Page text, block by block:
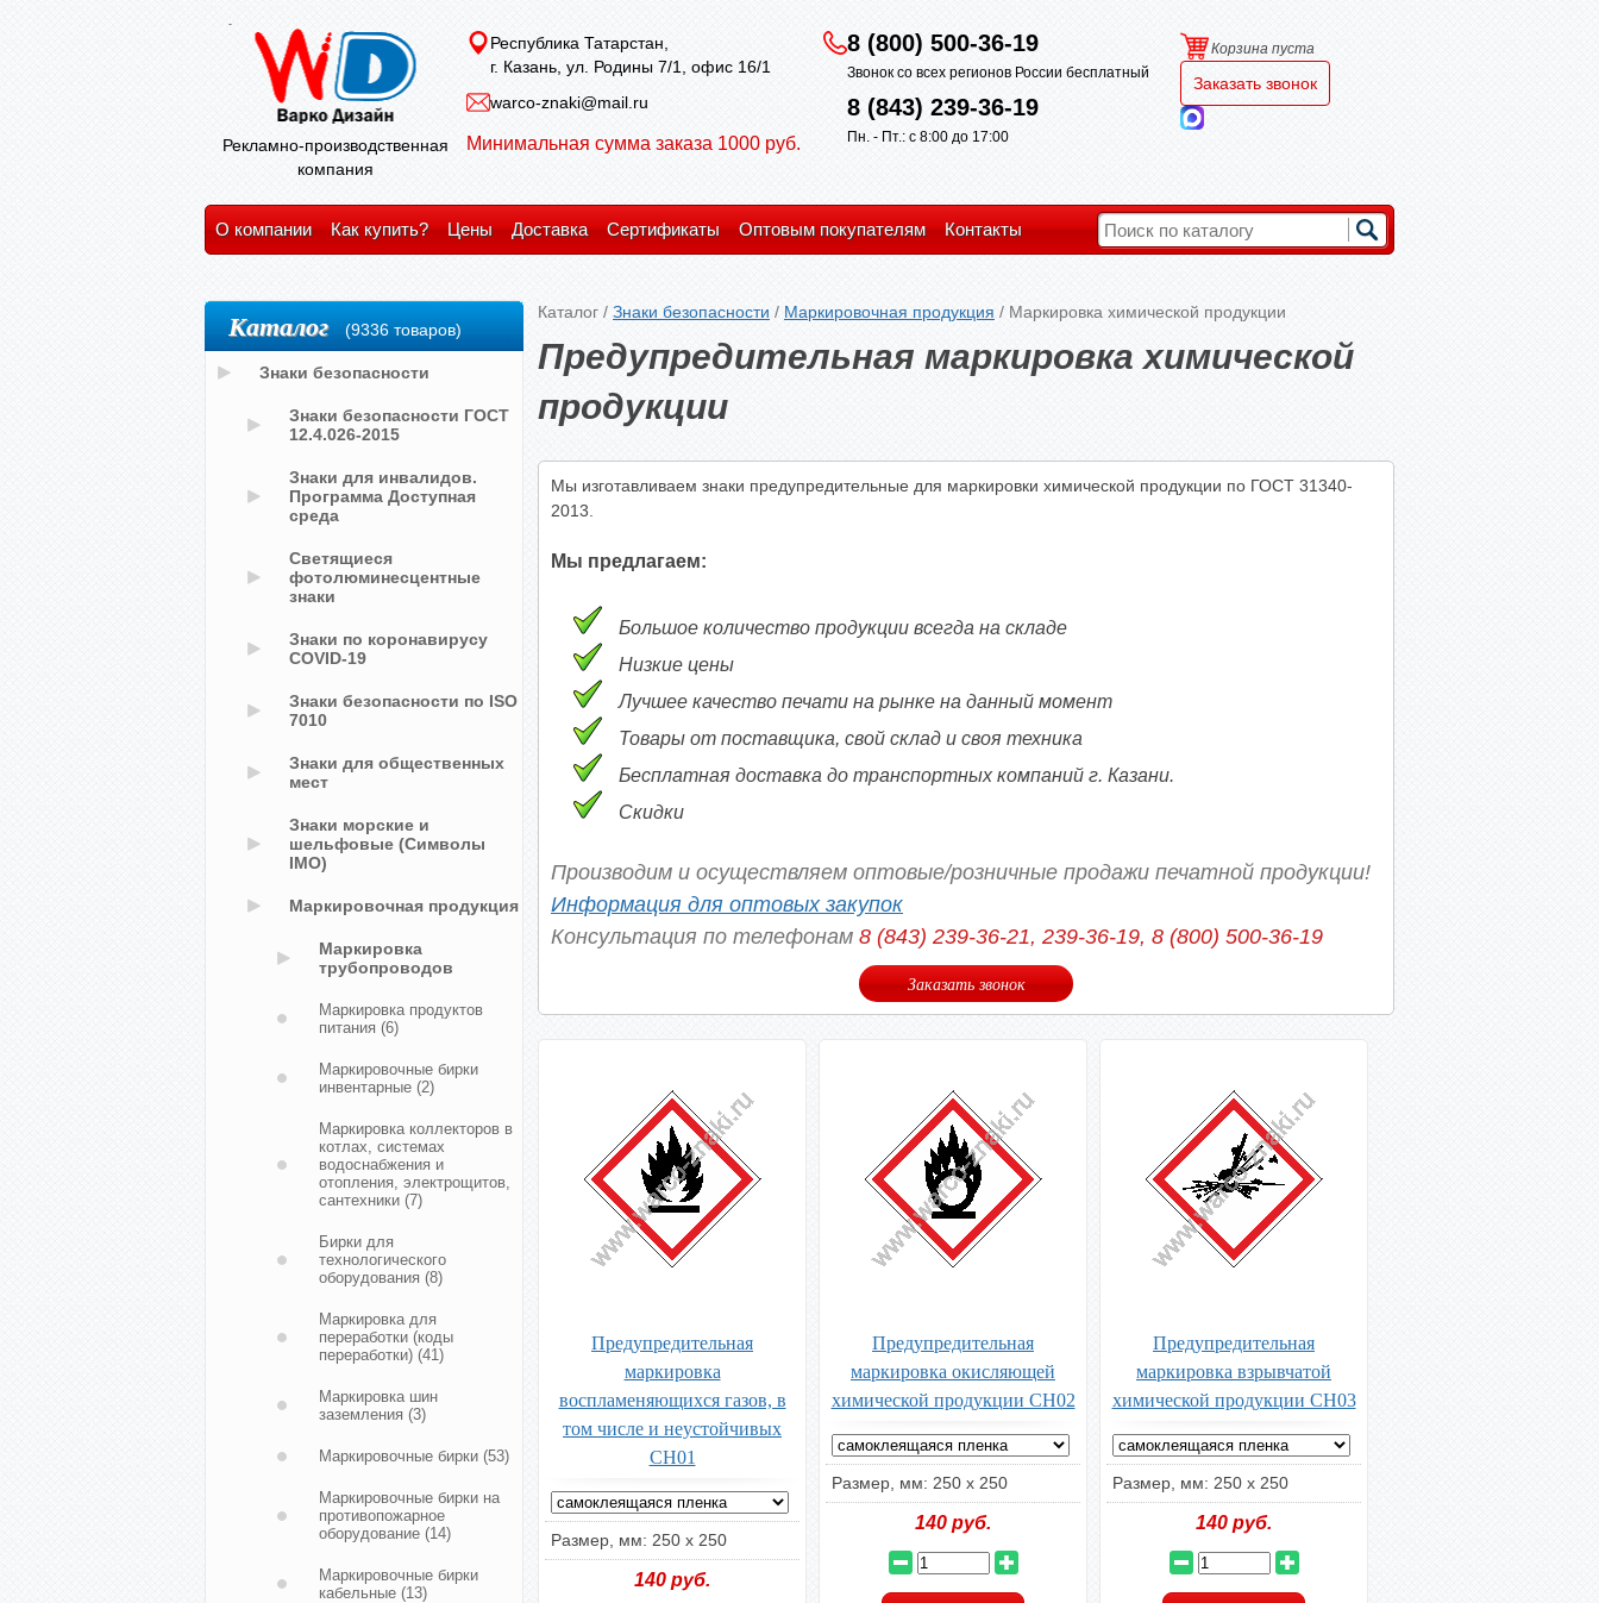
Рекламно-производственная
компания
Республика Татарстан,
г. Казань, ул. Родины 7/1, офис 16/1
warco-znaki@mail.ru
Минимальная сумма заказа 1000 руб.
8 (800) 500-36-19
Звонок со всех регионов России бесплатный
8 (843) 239-36-19
Пн. - Пт.: с 8:00 до 17:00
Корзина пуста
Заказать звонок
О компании Как купить? Цены Доставка Сертификаты Оптовым покупателям Контакты
Каталог / Знаки безопасности / Маркировочная продукция / Маркировка химической продукции
Предупредительная маркировка химической
продукции
Мы изготавливаем знаки предупредительные для маркировки химической продукции по ГОСТ 31340-
2013.
Мы предлагаем:
Большое количество продукции всегда на складе
Низкие цены
Лучшее качество печати на рынке на данный момент
Товары от поставщика, свой склад и своя техника
Бесплатная доставка до транспортных компаний г. Казани.
Скидки
Производим и осуществляем оптовые/розничные продажи печатной продукции!
Информация для оптовых закупок
Консультация по телефонам 8 (843) 239-36-21, 239-36-19, 8 (800) 500-36-19
Заказать звонок
Предупредительная
маркировка
воспламеняющихся газов, в
том числе и неустойчивых
CH01
Размер, мм: 250 х 250
140 руб.
Предупредительная
маркировка окисляющей
химической продукции CH02
Размер, мм: 250 х 250
140 руб.
Предупредительная
маркировка взрывчатой
химической продукции CH03
Размер, мм: 250 х 250
140 руб.
Каталог (9336 товаров)
Знаки безопасности
Знаки безопасности ГОСТ
12.4.026-2015
Знаки для инвалидов.
Программа Доступная
среда
Светящиеся
фотолюминесцентные
знаки
Знаки по коронавирусу
COVID-19
Знаки безопасности по ISO
7010
Знаки для общественных
мест
Знаки морские и
шельфовые (Символы
IMO)
Маркировочная продукция
Маркировка
трубопроводов
Маркировка продуктов
питания (6)
Маркировочные бирки
инвентарные (2)
Маркировка коллекторов в
котлах, системах
водоснабжения и
отопления, электрощитов,
сантехники (7)
Бирки для
технологического
оборудования (8)
Маркировка для
переработки (коды
переработки) (41)
Маркировка шин
заземления (3)
Маркировочные бирки (53)
Маркировочные бирки на
противопожарное
оборудование (14)
Маркировочные бирки
кабельные (13)